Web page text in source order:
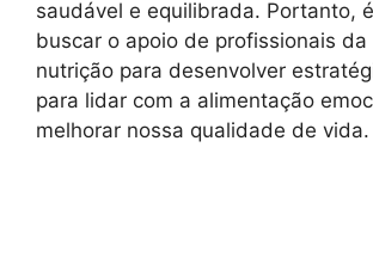
saudável e equilibrada. Portanto,
buscar o apoio de profissionais da
nutrição para desenvolver
para lidar com a alimentação
melhorar nossa qualidade de vida.